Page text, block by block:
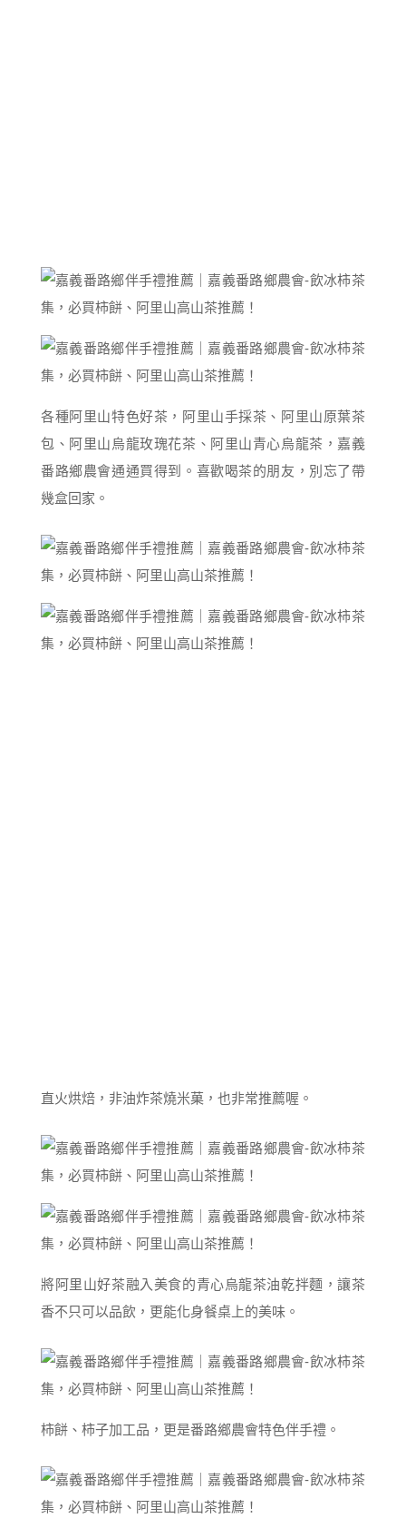
各種阿里山特色好茶，阿里山手採茶、阿里山原葉茶
包、阿里山烏龍玫瑰花茶、阿里山青心烏龍茶，嘉義
番路鄉農會通通買得到。喜歡喝茶的朋友，別忘了帶
幾盒回家。
直火烘焙，非油炸茶燒米菓，也非常推薦喔。
將阿里山好茶融入美食的青心烏龍茶油乾拌麵，讓茶
香不只可以品飲，更能化身餐桌上的美味。
柿餅、柿子加工品，更是番路鄉農會特色伴手禮。